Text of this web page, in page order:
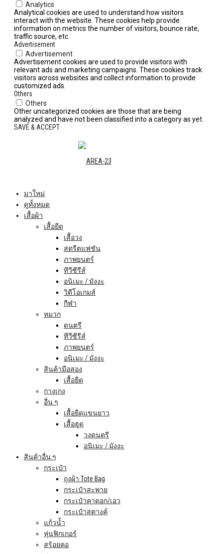
Analytics
Analytical cookies are used to understand how visitors
interact with the website. These cookies help provide
information on metrics the number of visitors, bounce rate,
traffic source, etc.
Advertisement
Advertisement
Advertisement cookies are used to provide visitors with
relevant ads and marketing campaigns. These cookies track
visitors across websites and collect information to provide
customized ads.
Others
Others
Other uncategorized cookies are those that are being
analyzed and have not been classified into a category as yet.
SAVE & ACCEPT
มาใหม่
ดูทั้งหมด
เสื้อผ้า
เสื้อยืด
เสื้อวง
สตรีตแฟชัน
ภาพยนตร์
ทีวีซีรีส์
อนิเมะ / มังงะ
วิดีโอเกมส์
กีฬา
หมวก
ดนตรี
ทีวีซีรีส์
ภาพยนตร์
อนิเมะ / มังงะ
สินค้ามือสอง
เสื้อยืด
กางเกง
อื่น ๆ
เสื้อยืดแขนยาว
เสื้อฮูด
วงดนตรี
อนิเมะ / มังงะ
สินค้าอื่น ๆ
กระเป๋า
ถุงผ้า Tote Bag
กระเป๋าสะพาย
กระเป๋าคาดอก/เอว
กระเป๋าสตางค์
แก้วน้ำ
หุ่นฟิกเกอร์
สร้อยคอ